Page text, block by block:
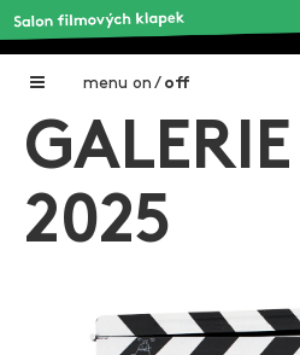
menu on / off
Home
Galerie filmových klapek
O projektu
2025